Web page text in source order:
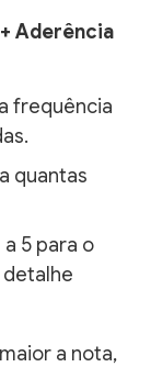
+ Aderência
frequência
quantas
a 5 para o
a nota,